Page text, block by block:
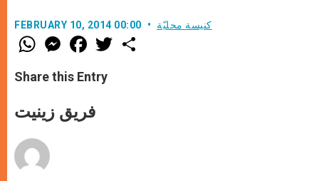
FEBRUARY 10, 2014 00:00 كنيسة محليّة
W
h
t
s
p
p
M
e
s
e
g
e
F
a
e
b
o
k
w
Share this Entry
فريق زينيت